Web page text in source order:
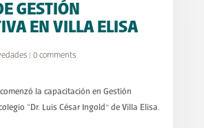
GESTIÓN
EN VILLA ELISA
| 0 comments
la capacitación en Gestión
“Dr. Luis César Ingold” de Villa Elisa.